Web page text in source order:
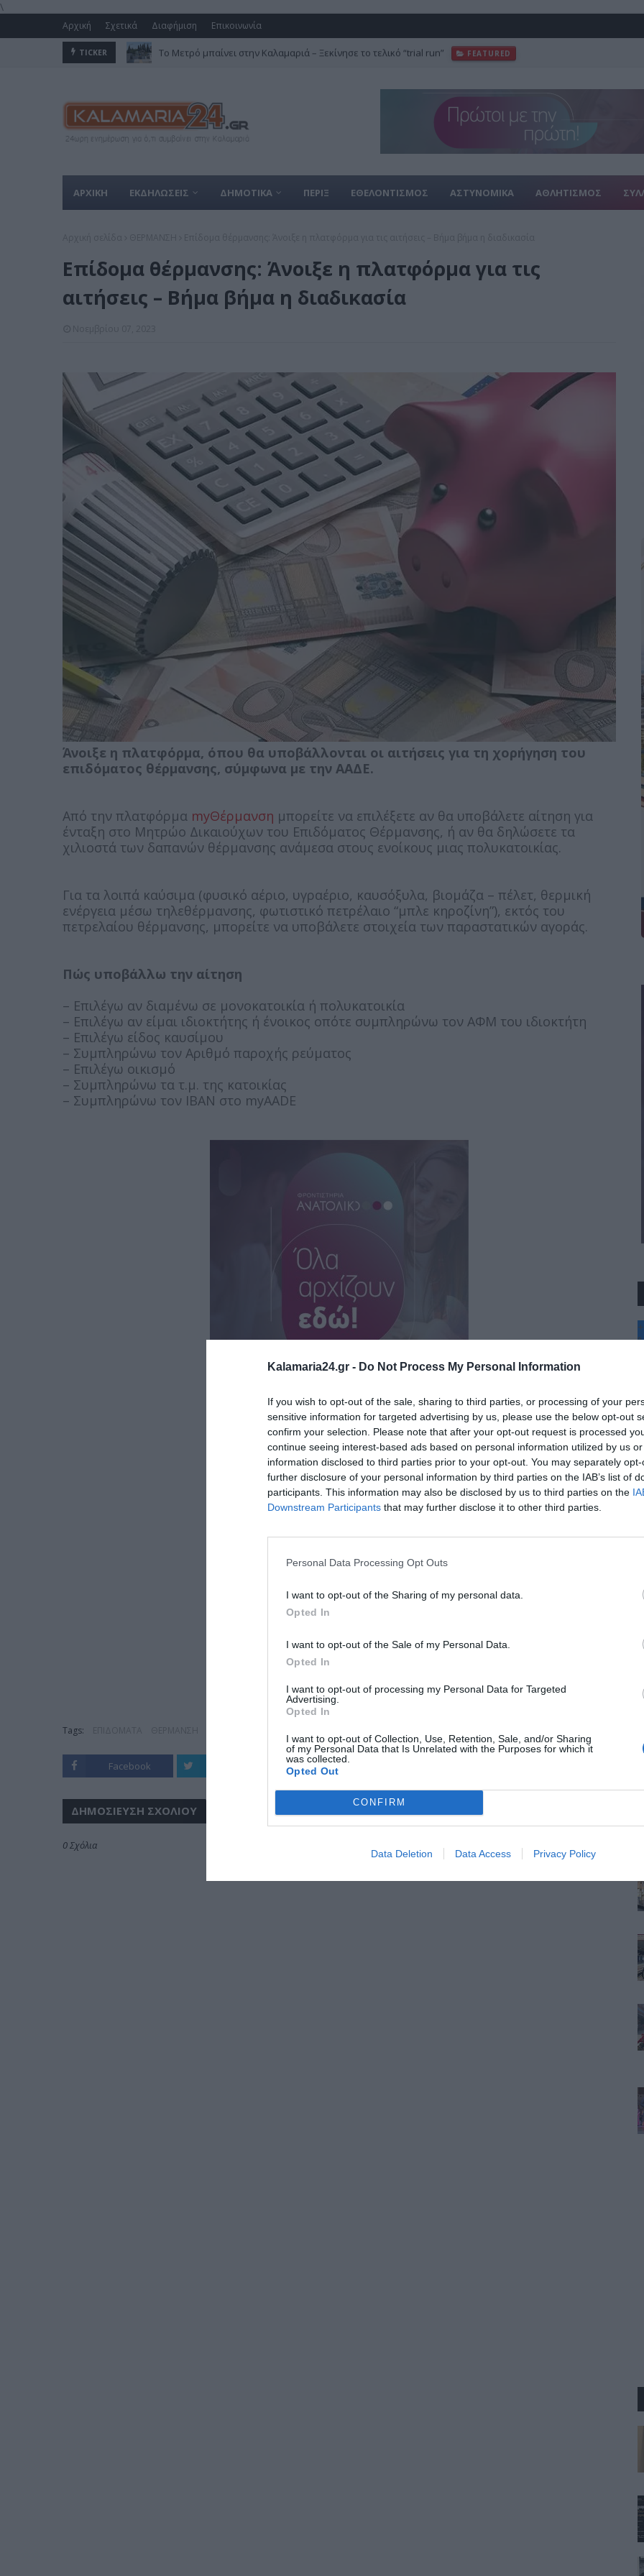
Kalamaria24.gr - Do Not Process My Personal Information
If you wish to opt-out of the sale, sharing to third parties, or processing of your
sensitive information for targeted advertising by us, please use the below opt-out
confirm your selection. Please note that after your opt-out request is processed
continue seeing interest-based ads based on personal information utilized by us
information disclosed to third parties prior to your opt-out. You may separately
further disclosure of your personal information by third parties on the IAB’s list of
participants. This information may also be disclosed by us to third parties on the
Downstream Participants that may further disclose it to other third parties.
Personal Data Processing Opt Outs
I want to opt-out of the Sharing of my personal data.
Opted In
I want to opt-out of the Sale of my Personal Data.
Opted In
I want to opt-out of processing my Personal Data for Targeted
Advertising.
Opted In
I want to opt-out of Collection, Use, Retention, Sale, and/or Sharing
of my Personal Data that Is Unrelated with the Purposes for which it
was collected.
Opted Out
CONFIRM
Data Deletion Data Access Privacy Policy
\
Αρχική Σχετικά Διαφήμιση Επικοινωνία
TICKER Το Μετρό μπαίνει στην Καλαμαριά – Ξεκίνησε το τελικό “trial run” FEATURED
ΑΡΧΙΚΗ ΕΚΔΗΛΩΣΕΙΣ ΔΗΜΟΤΙΚΑ ΠΕΡΙΞ ΕΘΕΛΟΝΤΙΣΜΟΣ ΑΣΤΥΝΟΜΙΚΑ ΑΘΛΗΤΙΣΜΟΣ
Επίδομα θέρμανσης: Άνοιξε η πλατφόρμα για τις
αιτήσεις – Βήμα βήμα η διαδικασία
Άνοιξε η πλατφόρμα, όπου θα υποβάλλονται οι αιτήσεις για τη χορήγηση του
επιδόματος θέρμανσης, σύμφωνα με την ΑΑΔΕ.
Από την πλατφόρμα myΘέρμανση μπορείτε να επιλέξετε αν θα υποβάλετε αίτηση για
ένταξη στο Μητρώο Δικαιούχων του Επιδόματος Θέρμανσης, ή αν θα δηλώσετε τα
χιλιοστά των δαπανών θέρμανσης ανάμεσα στους ενοίκους μιας πολυκατοικίας.
Για τα λοιπά καύσιμα (φυσικό αέριο, υγραέριο, καυσόξυλα, βιομάζα – πέλετ, θερμική
ενέργεια μέσω τηλεθέρμανσης, φωτιστικό πετρέλαιο “μπλε κηροζίνη”), εκτός του
πετρελαίου θέρμανσης, μπορείτε να υποβάλετε στοιχεία των παραστατικών αγοράς.
Πώς υποβάλλω την αίτηση
– Επιλέγω αν διαμένω σε μονοκατοικία ή πολυκατοικία
– Επιλέγω αν είμαι ιδιοκτήτης ή ένοικος οπότε συμπληρώνω τον ΑΦΜ του ιδιοκτήτη
– Επιλέγω είδος καυσίμου
– Συμπληρώνω τον Αριθμό παροχής ρεύματος
– Επιλέγω οικισμό
– Συμπληρώνω τα τ.μ. της κατοικίας
– Συμπληρώνω τον IBAN στο myAADE
Tags:
Facebook
ΔΗΜΟΣΊΕΥΣΗ ΣΧΟΛΊΟΥ
0 Σχόλια
+
°